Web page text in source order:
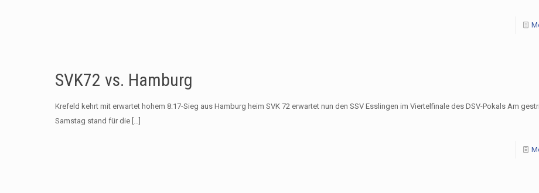
SVK72 vs. Hamburg
Krefeld kehrt mit erwartet hohem 8:17-Sieg aus Hamburg heim SVK 72 erwartet nun den SSV Esslingen im Viertelfinale des DSV-Pokals Am
Samstag stand für die